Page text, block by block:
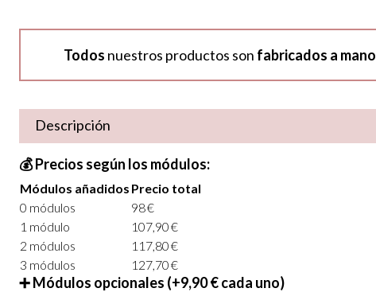
Todos nuestros productos son fabricados a mano
Descripción
💰 Precios según los módulos:
Módulos añadidos Precio total
0 módulos
98 €
1 módulo
107,90 €
2 módulos
117,80 €
3 módulos
127,70 €
➕ Módulos opcionales (+9,90 € cada uno)